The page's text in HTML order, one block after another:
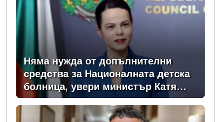
Няма нужда от допълнителни
средства за Националната детска
болница, увери министър Катя
Ивкова